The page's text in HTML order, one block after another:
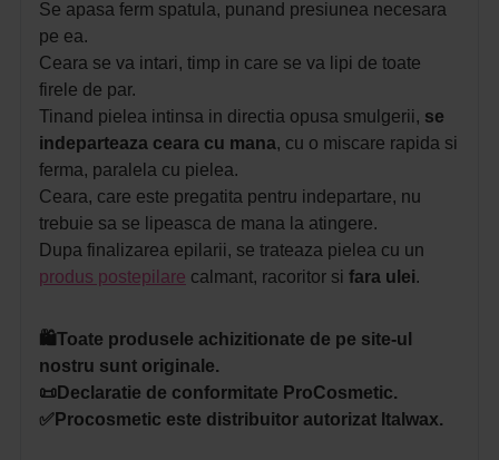
Se apasa ferm spatula, punand presiunea necesara
pe ea.
Ceara se va intari, timp in care se va lipi de toate
firele de par.
Tinand pielea intinsa in directia opusa smulgerii, se
indeparteaza ceara cu mana, cu o miscare rapida si
ferma, paralela cu pielea.
Ceara, care este pregatita pentru indepartare, nu
trebuie sa se lipeasca de mana la atingere.
Dupa finalizarea epilarii, se trateaza pielea cu un
produs postepilare calmant, racoritor si fara ulei.
🛍️Toate produsele achizitionate de pe site-ul
nostru sunt originale.
📜Declaratie de conformitate ProCosmetic.
✅Procosmetic este distribuitor autorizat Italwax.